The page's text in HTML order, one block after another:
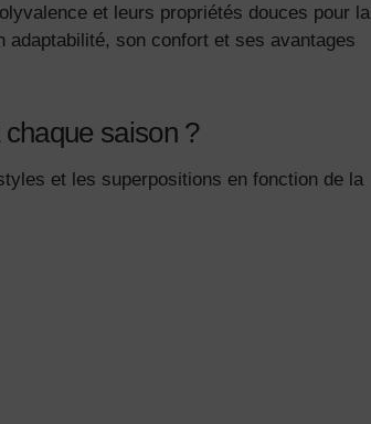
et leurs propriétés douces pour la
adaptabilité, son confort et ses avantages
saison ?
et les superpositions en fonction de la